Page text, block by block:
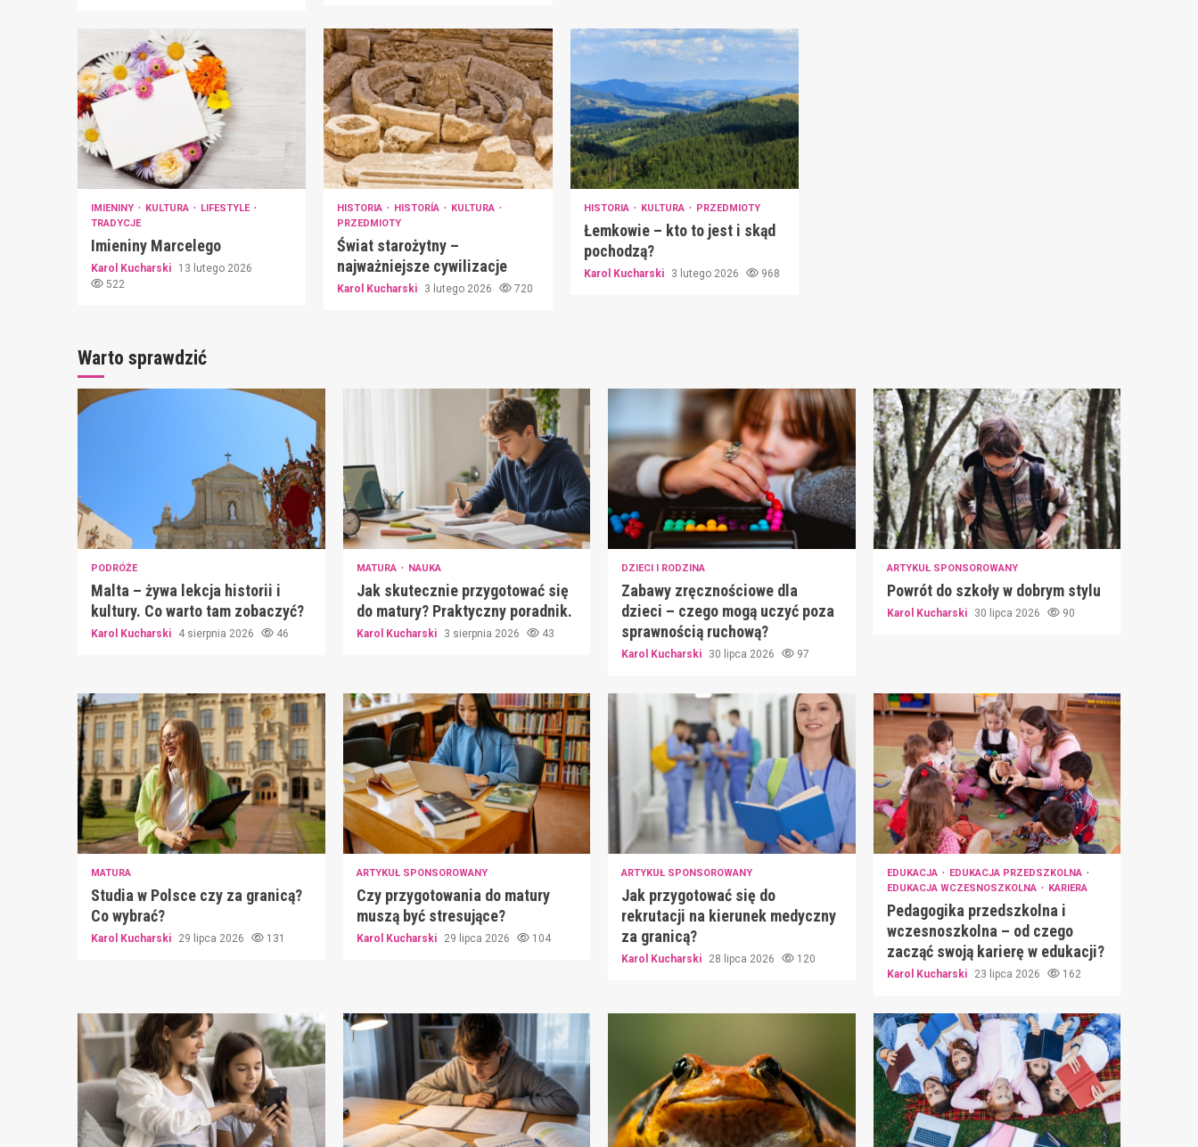
IMIENINY KULTURA
LIFESTYLE
TRADYCJE
Imieniny Marcelego
Karol Kucharski
13 lutego 2026
522
HISTORIA HISTORÍA
KULTURA
PRZEDMIOTY
Świat starożytny –
najważniejsze cywilizacje
Karol Kucharski 3 lutego 2026 720
HISTORIA KULTURA PRZEDMIOTY
Łemkowie – kto to jest i skąd
pochodzą?
Karol Kucharski 3 lutego 2026 968
Warto sprawdzić
PODRÓŻE
Malta – żywa lekcja historii i
kultury. Co warto tam zobaczyć?
Karol Kucharski 4 sierpnia 2026 46
MATURA NAUKA
Jak skutecznie przygotować się
do matury? Praktyczny poradnik.
Karol Kucharski 3 sierpnia 2026 43
DZIECI I RODZINA
Zabawy zręcznościowe dla
dzieci – czego mogą uczyć poza
sprawnością ruchową?
Karol Kucharski 30 lipca 2026 97
ARTYKUŁ SPONSOROWANY
Powrót do szkoły w dobrym stylu
Karol Kucharski 30 lipca 2026 90
MATURA
Studia w Polsce czy za granicą?
Co wybrać?
Karol Kucharski 29 lipca 2026 131
ARTYKUŁ SPONSOROWANY
Czy przygotowania do matury
muszą być stresujące?
Karol Kucharski 29 lipca 2026 104
ARTYKUŁ SPONSOROWANY
Jak przygotować się do
rekrutacji na kierunek medyczny
za granicą?
Karol Kucharski 28 lipca 2026 120
EDUKACJA
EDUKACJA PRZEDSZKOLNA
EDUKACJA WCZESNOSZKOLNA
KARIERA
Pedagogika przedszkolna i
wczesnoszkolna – od czego
zacząć swoją karierę w edukacji?
Karol Kucharski 23 lipca 2026 162